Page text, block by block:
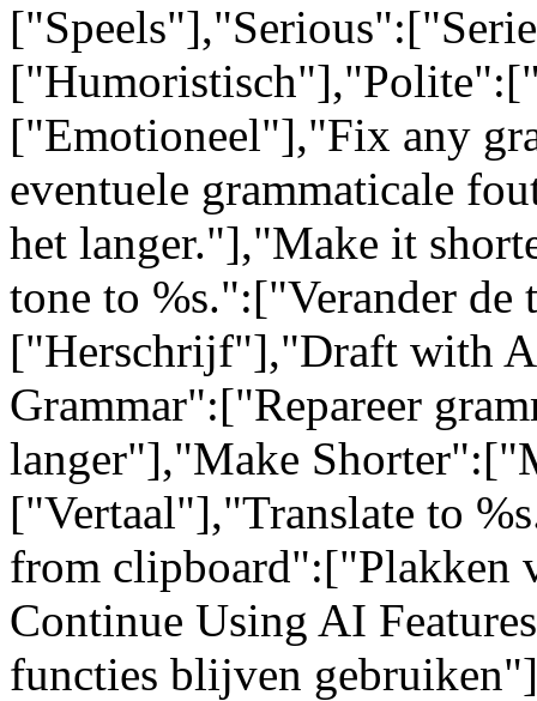
["Emotioneel"],"Fix any
eventuele grammaticale
het langer."],"Make it
tone to %s.":["Verander de
["Herschrijf"],"Draft with
Grammar":["Repareer
langer"],"Make
["Vertaal"],"Translate to
from clipboard":["Plakken
Continue Using AI
functies blijven